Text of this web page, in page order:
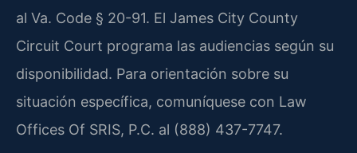
al Va. Code § 20-91. El James City County
Circuit Court programa las audiencias según su
disponibilidad. Para orientación sobre su
situación específica, comuníquese con Law
Offices Of SRIS, P.C. al (888) 437-7747.